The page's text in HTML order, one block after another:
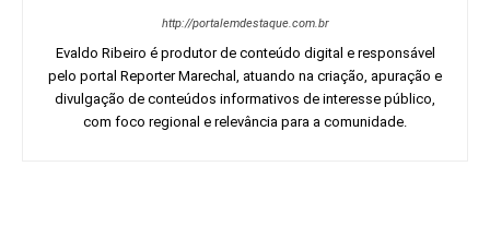
http://portalemdestaque.com.br
Evaldo Ribeiro é produtor de conteúdo digital e responsável
pelo portal Reporter Marechal, atuando na criação, apuração e
divulgação de conteúdos informativos de interesse público,
com foco regional e relevância para a comunidade.